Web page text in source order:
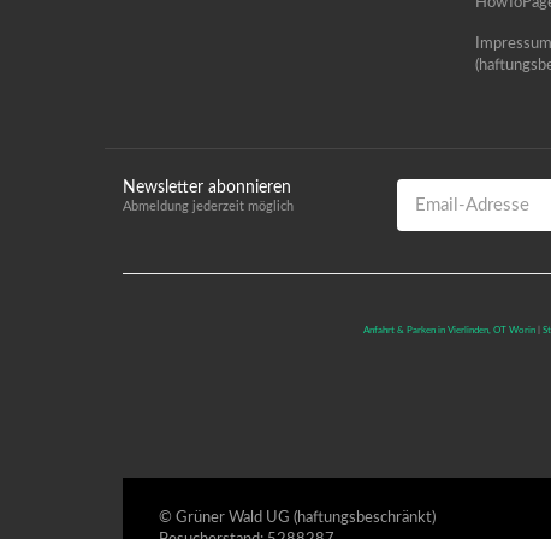
Newsletter abonnieren
Abmeldung jederzeit möglich
Anfahrt & Parken in Vierlinden, OT Worin
© Grüner Wald UG (haftungsbeschränkt)